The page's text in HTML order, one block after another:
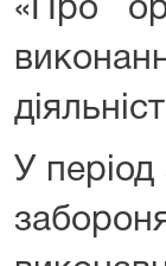
«Про
У